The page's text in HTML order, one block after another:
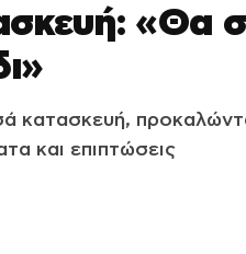
«Θα
κατασκευή,
και επιπτώσεις